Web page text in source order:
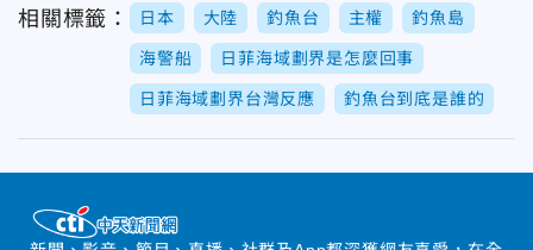
相關標籤： 日本 大陸 釣魚台 主權 釣魚島
海警船 日菲海域劃界是怎麼回事
日菲海域劃界台灣反應 釣魚台到底是誰的